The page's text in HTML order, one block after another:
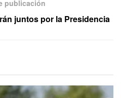
publicación
juntos por la Presidencia